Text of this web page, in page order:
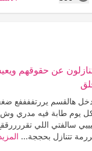
عن حقوقهم
ادخل هالقسم يررتففففع
يوم طابة فيه مدري
سالفتي اللي
تتنازل بحججة...